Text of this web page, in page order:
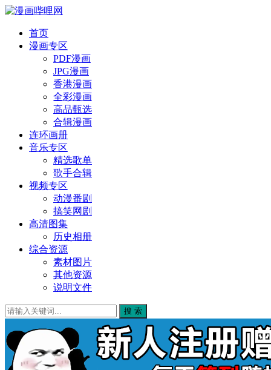
首页
漫画专区
PDF漫画
JPG漫画
香港漫画
全彩漫画
高品甄选
合辑漫画
连环画册
音乐专区
精选歌单
歌手合辑
视频专区
动漫番剧
搞笑网剧
高清图集
历史相册
综合资源
素材图片
其他资源
说明文件
搜 索